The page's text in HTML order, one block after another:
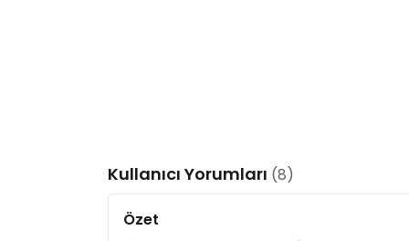
Kullanıcı Yorumları (8)
Özet